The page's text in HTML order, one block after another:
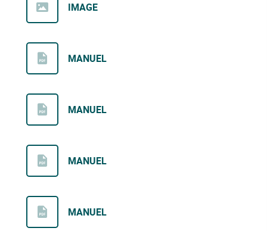
IMAGE
MANUEL
MANUEL
MANUEL
MANUEL